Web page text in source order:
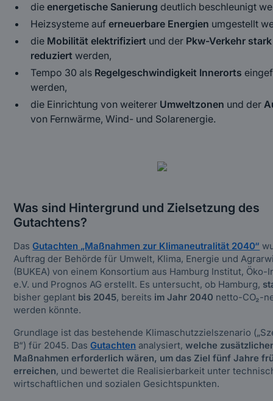
dieenergetische Sanierung deutlich beschleunigt
Heizsysteme auferneuerbare Energien umgestellt
die Mobilität elektrifiziert und der Pkw-Verkehr stark
reduziert werden,
Tempo 30 als Regelgeschwindigkeit Innerorts
werden,
die Einrichtung von weiterer Umweltzonen und der
von Fernwärme, Wind- und Solarenergie.
Was sind Hintergrund und Zielsetzung des
Gutachtens?
DasGutachten „Maßnahmen zur Klimaneutralität 2040“
Auftrag der Behörde für Umwelt, Klima, Energie und
(BUKEA) von einem Konsortium aus Hamburg Institut, Öko-
e.V. und Prognos AG erstellt. Es untersucht, ob Hamburg,
bisher geplant bis 2045, bereits im Jahr 2040 netto-CO₂-
werden könnte.
Grundlage ist das bestehende Klimaschutzzielszenario
B“) für 2045. DasGutachten analysiert,welche
Maßnahmen erforderlich wären, um das Ziel fünf Jahre
erreichen, und bewertet die Realisierbarkeit unter
wirtschaftlichen und sozialen Gesichtspunkten.